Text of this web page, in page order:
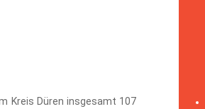
Kreis Düren insgesamt 107